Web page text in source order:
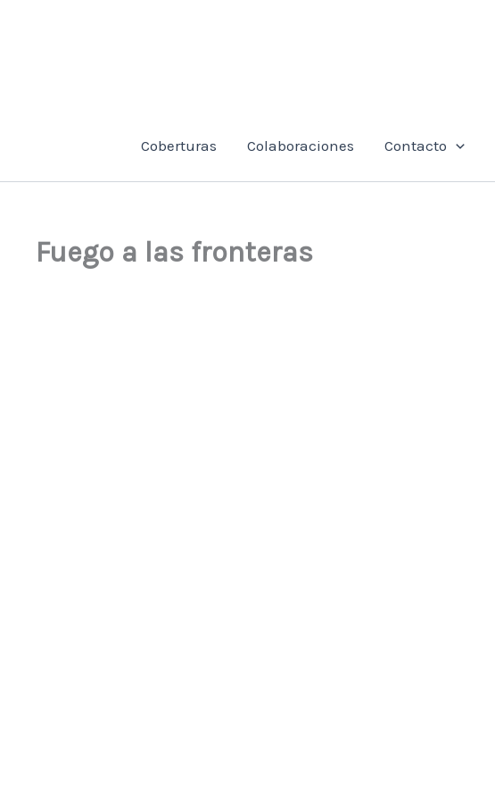
Coberturas Colaboraciones Contacto
Fuego a las fronteras